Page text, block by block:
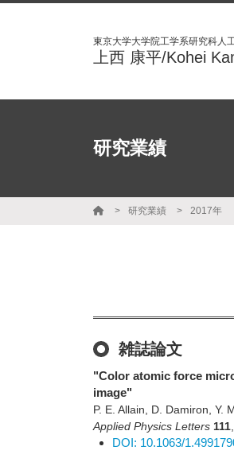
東京大学大学院工学系研究科人
上西 康平/Kohei
研究業績
研究業績 2017年
雑誌論文
"Color atomic force
image"
P. E. Allain, D. Damiron, Y.
Applied Physics Letters 111
DOI: 10.1063/